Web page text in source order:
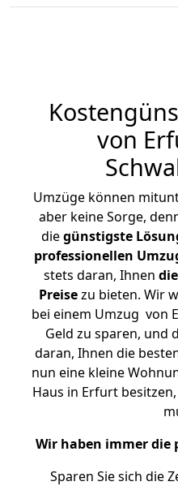
von
Umzüge können
aber keine Sorge,
diegünstigste
professionellen
stets daran, Ihnen
Preisezu bieten. Wir
bei einem Umzug von
Geld zu sparen, und
daran, Ihnen die
nun eine kleine
Haus in Erfurt
Wir haben immer die
Sparen Sie sich die